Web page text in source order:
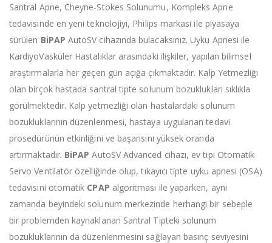
Santral Apne, Cheyne-Stokes Solunumu, Kompleks Apne
tedavisinde en yeni teknolojiyi, Philips markası ile piyasaya
sürülen BiPAP AutoSV cihazında bulacaksınız. Uyku Apnesi ile
KardiyoVasküler Hastalıklar arasındaki ilişkiler, yapılan bilimsel
araştırmalarla her geçen gün açığa çıkmaktadır. Kalp Yetmezliği
olan birçok hastada santral tipte solunum bozuklukları sıklıkla
görülmektedir. Kalp yetmezliği olan hastalardaki solunum
bozukluklarının düzenlenmesi, hastaya uygulanan tedavi
prosedürünün etkinliğini ve başarısını yüksek oranda
artırmaktadır. BiPAPAutoSV Advanced cihazı, ev tipi Otomatik
Servo Ventilatör özelliğinde olup, tıkayıcı tipte uyku apnesi (OSA)
tedavisini otomatik CPAP algoritması ile yaparken, aynı
zamanda beyindeki solunum merkezinde herhangi bir sebeple
bir problemden kaynaklanan Santral Tipteki solunum
bozukluklarının da düzenlenmesini sağlayan basınç seviyesini